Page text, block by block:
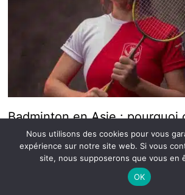
Badminton en Asie : pourquoi
populaire
14 décembre 2025
Nous utilisons des cookies pour vous
expérience sur notre site web. Si vous
site, nous supposerons que vous en
OK